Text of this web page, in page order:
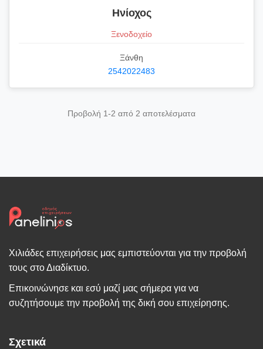
Ηνίοχος
Ξενοδοχείο
Ξάνθη
2542022483
Προβολή 1-2 από 2 αποτελέσματα
Χιλιάδες επιχειρήσεις μας εμπιστεύονται για την προβολή
τους στο Διαδίκτυο.
Επικοινώνησε και εσύ μαζί μας σήμερα για να
συζητήσουμε την προβολή της δική σου επιχείρησης.
Σχετικά